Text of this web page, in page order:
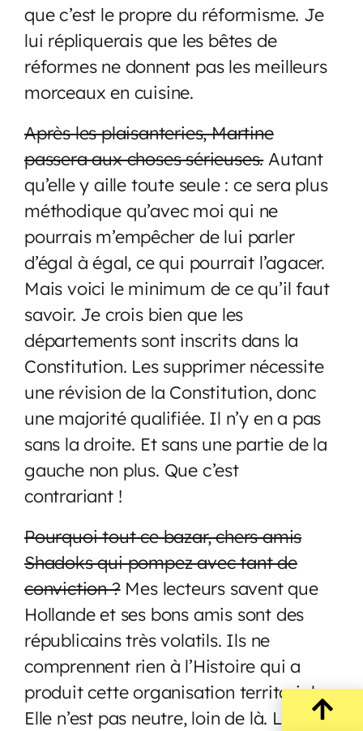
que c’est le propre du réformisme. Je
lui répliquerais que les bêtes de
réformes ne donnent pas les meilleurs
morceaux en cuisine.
Après les plaisanteries, Martine
passera aux choses sérieuses.Autant
qu’elle y aille toute seule : ce sera plus
méthodique qu’avec moi qui ne
pourrais m’empêcher de lui parler
d’égal à égal, ce qui pourrait l’agacer.
Mais voici le minimum de ce qu’il faut
savoir. Je crois bien que les
départements sont inscrits dans la
Constitution. Les supprimer nécessite
une révision de la Constitution, donc
une majorité qualifiée. Il n’y en a pas
sans la droite. Et sans une partie de la
gauche non plus. Que c’est
contrariant !
Pourquoi tout ce bazar, chers amis
Shadoks qui pompez avec tant de
conviction ?Mes lecteurs savent que
Hollande et ses bons amis sont des
républicains très volatils. Ils ne
comprennent rien à l’Histoire qui a
produit cette organisation territoriale.
Elle n’est pas neutre, loin de là. Lisez les